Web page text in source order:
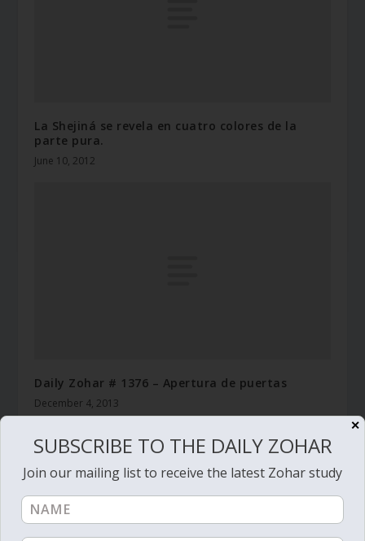
La Shejiná se revela en cuatro colores de la
parte pura.
June 10, 2012
Daily Zohar # 1376 – Apertura de puertas
December 4, 2013
✕
SUBSCRIBE TO THE DAILY ZOHAR
Join our mailing list to receive the latest Zohar study